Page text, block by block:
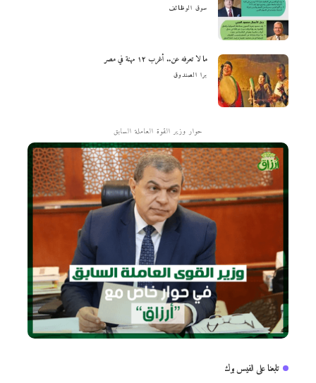
سوق الوظائف
ما لا تعرفه عن.. أغرب ١٢ مهنة في مصر
برا الصندوق
حوار وزير القوة العاملة السابق
تابعنا على الفيس بوك